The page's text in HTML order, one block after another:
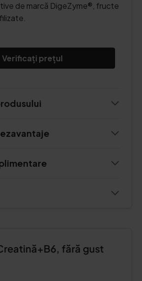
de marcă DigeZyme®, fructe
Verificați prețul
fără gust